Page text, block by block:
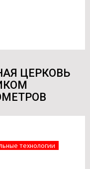
ЦЕРКОВЬ
технологии